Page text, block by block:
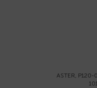
ASTER, P120-